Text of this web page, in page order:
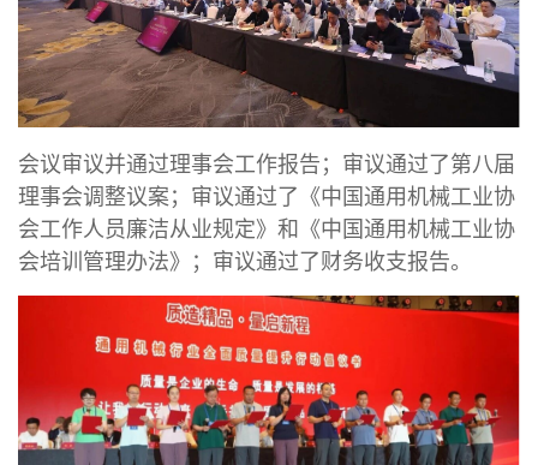
会议审议并通过理事会工作报告；审议通过了第八届
理事会调整议案；审议通过了《中国通用机械工业协
会工作人员廉洁从业规定》和《中国通用机械工业协
会培训管理办法》；审议通过了财务收支报告。